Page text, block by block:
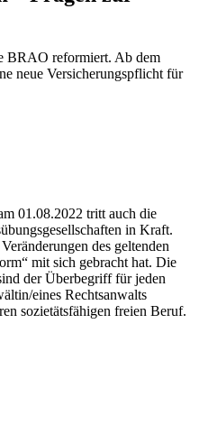
BRAO reformiert. Ab dem
neue Versicherungspflicht für
01.08.2022 tritt auch die
in Kraft.
des geltenden
mit sich gebracht hat. Die
der Überbegriff für jeden
eines Rechtsanwalts
sozietätsfähigen freien Beruf.